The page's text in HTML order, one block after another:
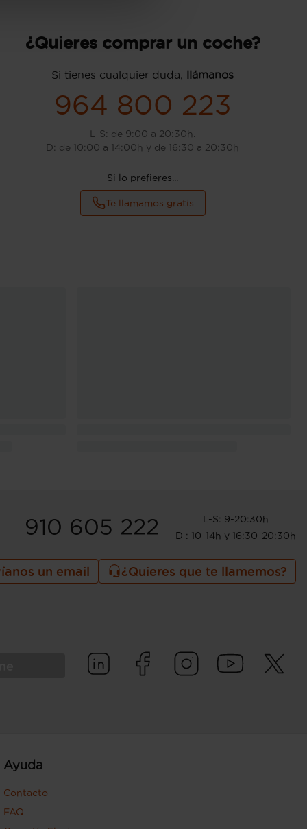
¿Quieres comprar un coche?
Si tienes cualquier duda, llámanos
964 800 223
L-S: de 9:00 a 20:30h.
D: de 10:00 a 14:00h y de 16:30 a 20:30h
Si lo prefieres...
Te llamamos gratis
910 605 222
L-S: 9-20:30h
D : 10-14h y 16:30-20:30h
un email ¿Quieres que te llamemos?
Ayuda
Contacto
FAQ